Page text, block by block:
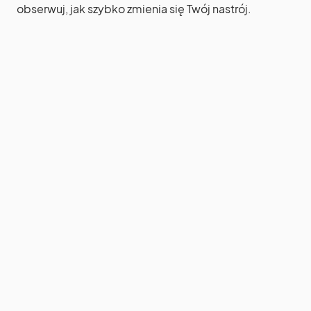
obserwuj, jak szybko zmienia się Twój nastrój.